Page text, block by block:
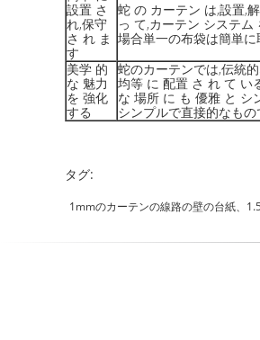
設置 さ
れ,保守
さ れ ま
す
蛇 の カーテン は,設置,
っ て,カーテン システ
場合単一の布袋は簡単
美学 的
な 魅力
を 強化
する
蛇のカーテンでは,伝統
均等 に 配置 さ れ て い
な 場所 に も 優雅 と シ
シンプルで直接的なも
タグ:
1mmのカーテンの線路の壁の台紙、